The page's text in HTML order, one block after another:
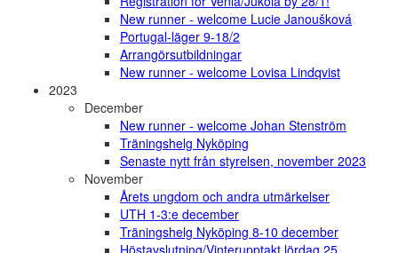
New runner - welcome Lucie Janoušková
Portugal-läger 9-18/2
Arrangörsutbildningar
New runner - welcome Lovisa Lindqvist
2023
December
New runner - welcome Johan Stenström
Träningshelg Nyköping
Senaste nytt från styrelsen, november 2023
November
Årets ungdom och andra utmärkelser
UTH 1-3:e december
Träningshelg Nyköping 8-10 december